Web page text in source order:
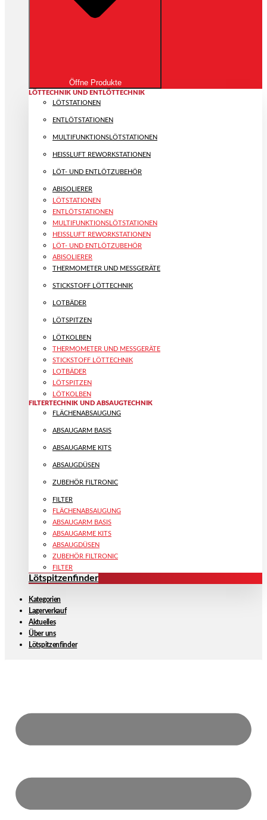
Öffne Produkte
LÖTTECHNIK UND ENTLÖTTECHNIK
LÖTSTATIONEN
ENTLÖTSTATIONEN
MULTIFUNKTIONS­LÖTSTATIONEN
HEISSLUFT REWORKSTATIONEN
LÖT- UND ENTLÖTZUBEHÖR
ABISOLIERER
LÖTSTATIONEN
ENTLÖTSTATIONEN
MULTIFUNKTIONS­LÖTSTATIONEN
HEISSLUFT REWORKSTATIONEN
LÖT- UND ENTLÖTZUBEHÖR
ABISOLIERER
THERMOMETER UND MESSGERÄTE
STICKSTOFF LÖTTECHNIK
LOTBÄDER
LÖTSPITZEN
LÖTKOLBEN
THERMOMETER UND MESSGERÄTE
STICKSTOFF LÖTTECHNIK
LOTBÄDER
LÖTSPITZEN
LÖTKOLBEN
FILTERTECHNIK UND ABSAUGTECHNIK
FLÄCHENABSAUGUNG
ABSAUGARM BASIS
ABSAUGARME KITS
ABSAUGDÜSEN
ZUBEHÖR FILTRONIC
FILTER
FLÄCHENABSAUGUNG
ABSAUGARM BASIS
ABSAUGARME KITS
ABSAUGDÜSEN
ZUBEHÖR FILTRONIC
FILTER
Lötspitzenfinder
Kategorien
Lagerverkauf
Aktuelles
Über uns
Lötspitzenfinder